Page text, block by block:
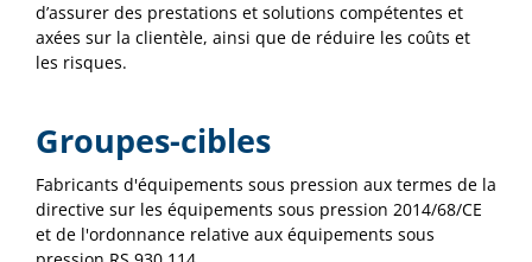
d’assurer des prestations et solutions compétentes et
axées sur la clientèle, ainsi que de réduire les coûts et
les risques.
Groupes-cibles
Fabricants d'équipements sous pression aux termes de la
directive sur les équipements sous pression 2014/68/CE
et de l'ordonnance relative aux équipements sous